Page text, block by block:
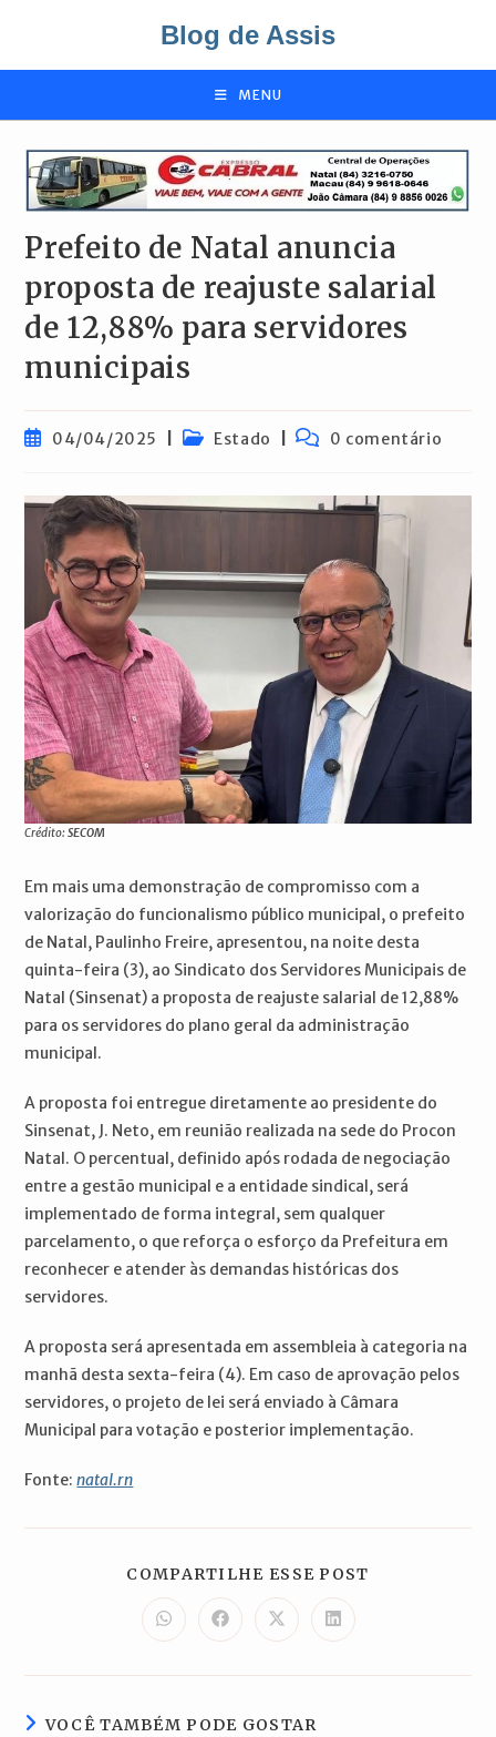
o
Blog de Assis
MENU
Prefeito de Natal anuncia
proposta de reajuste salarial
de 12,88% para servidores
municipais
Post04/04/2025
Categoria
Estado
Comentários
0 comentário
Crédito: SECOM
Em mais uma demonstração de compromisso com a
valorização do funcionalismo público municipal, o prefeito
de Natal, Paulinho Freire, apresentou, na noite desta
quinta-feira (3), ao Sindicato dos Servidores Municipais de
Natal (Sinsenat) a proposta de reajuste salarial de 12,88%
para os servidores do plano geral da administração
municipal.
A proposta foi entregue diretamente ao presidente do
Sinsenat, J. Neto, em reunião realizada na sede do Procon
Natal. O percentual, definido após rodada de negociação
entre a gestão municipal e a entidade sindical, será
implementado de forma integral, sem qualquer
parcelamento, o que reforça o esforço da Prefeitura em
reconhecer e atender às demandas históricas dos
servidores.
A proposta será apresentada em assembleia à categoria na
manhã desta sexta-feira (4). Em caso de aprovação pelos
servidores, o projeto de lei será enviado à Câmara
Municipal para votação e posterior implementação.
Fonte:natal.rn
COMPARTILHE ESSE POST
Abre
em
nova
Abre
em
nova
Abre
em
nova
Abre
em
nova
VOCÊ TAMBÉM PODE GOSTAR